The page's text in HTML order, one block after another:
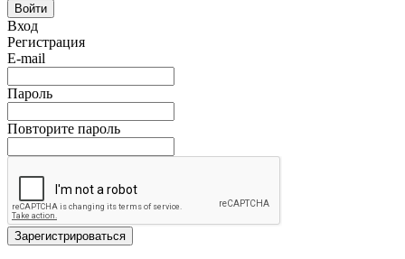
Войти
Вход
Регистрация
E-mail
Пароль
Повторите пароль
Зарегистрироваться